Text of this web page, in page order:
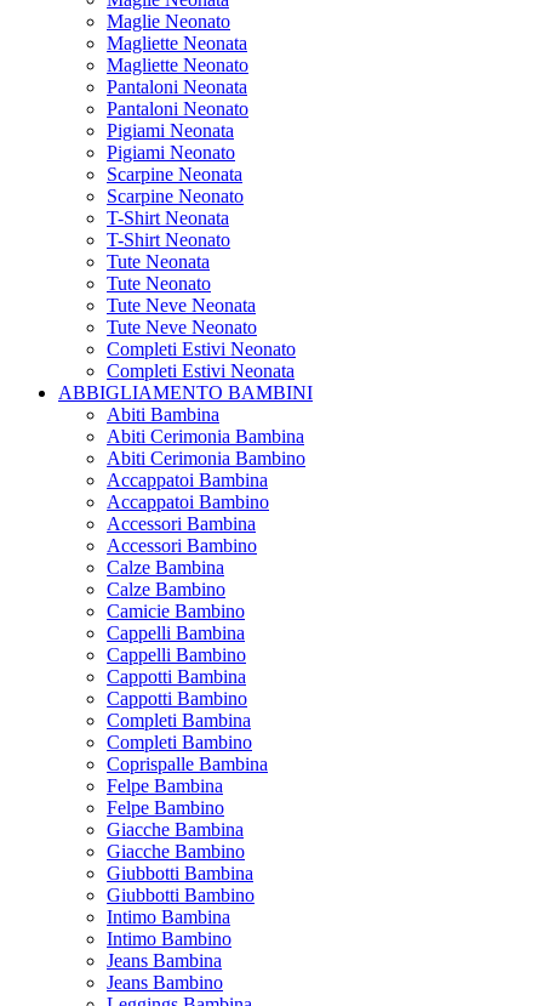
Maglie Neonato
Magliette Neonata
Magliette Neonato
Pantaloni Neonata
Pantaloni Neonato
Pigiami Neonata
Pigiami Neonato
Scarpine Neonata
Scarpine Neonato
T-Shirt Neonata
T-Shirt Neonato
Tute Neonata
Tute Neonato
Tute Neve Neonata
Tute Neve Neonato
Completi Estivi Neonato
Completi Estivi Neonata
ABBIGLIAMENTO BAMBINI
Abiti Bambina
Abiti Cerimonia Bambina
Abiti Cerimonia Bambino
Accappatoi Bambina
Accappatoi Bambino
Accessori Bambina
Accessori Bambino
Calze Bambina
Calze Bambino
Camicie Bambino
Cappelli Bambina
Cappelli Bambino
Cappotti Bambina
Cappotti Bambino
Completi Bambina
Completi Bambino
Coprispalle Bambina
Felpe Bambina
Felpe Bambino
Giacche Bambina
Giacche Bambino
Giubbotti Bambina
Giubbotti Bambino
Intimo Bambina
Intimo Bambino
Jeans Bambina
Jeans Bambino